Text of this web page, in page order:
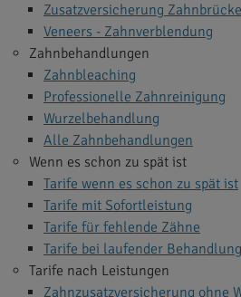
Zusatzversicherung
Veneers - Zahnverblendung
Zahnbehandlungen
Zahnbleaching
Professionelle Zahnreinigung
Wurzelbehandlung
Alle Zahnbehandlungen
Wenn es schon zu spät ist
Tarife wenn es schon zu spät ist
Tarife mit Sofortleistung
Tarife für fehlende Zähne
Tarife bei laufender Behandlung
Tarife nach Leistungen
Zahnzusatzversicherung ohne